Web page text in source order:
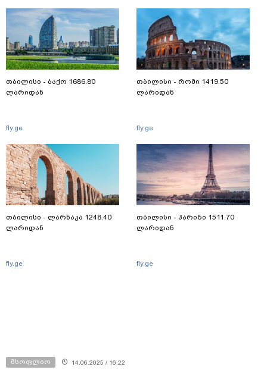
თბილისი - ბაქო 1686.80
ლარიდან
fly.ge
თბილისი - ლარნაკა 1248.40
ლარიდან
fly.ge
თბილისი - რომი 1419.50
ლარიდან
fly.ge
თბილისი - პარიზი 1511.70
ლარიდან
fly.ge
მსოფლიო 14.06.2025 / 16:22